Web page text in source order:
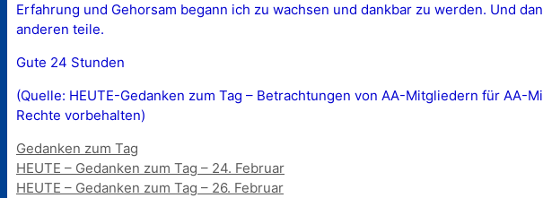
Erfahrung und Gehorsam begann ich zu wachsen und dankbar zu werden. Und
anderen teile.
Gute 24 Stunden
(Quelle: HEUTE-Gedanken zum Tag – Betrachtungen von AA-Mitgliedern für
Rechte vorbehalten)
Kategorien
Gedanken zum Tag
HEUTE – Gedanken zum Tag – 24. Februar
HEUTE – Gedanken zum Tag – 26. Februar